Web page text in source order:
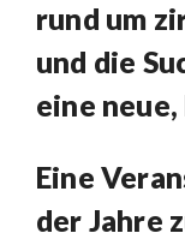
rund um
und die
eine
Eine
der Jahre